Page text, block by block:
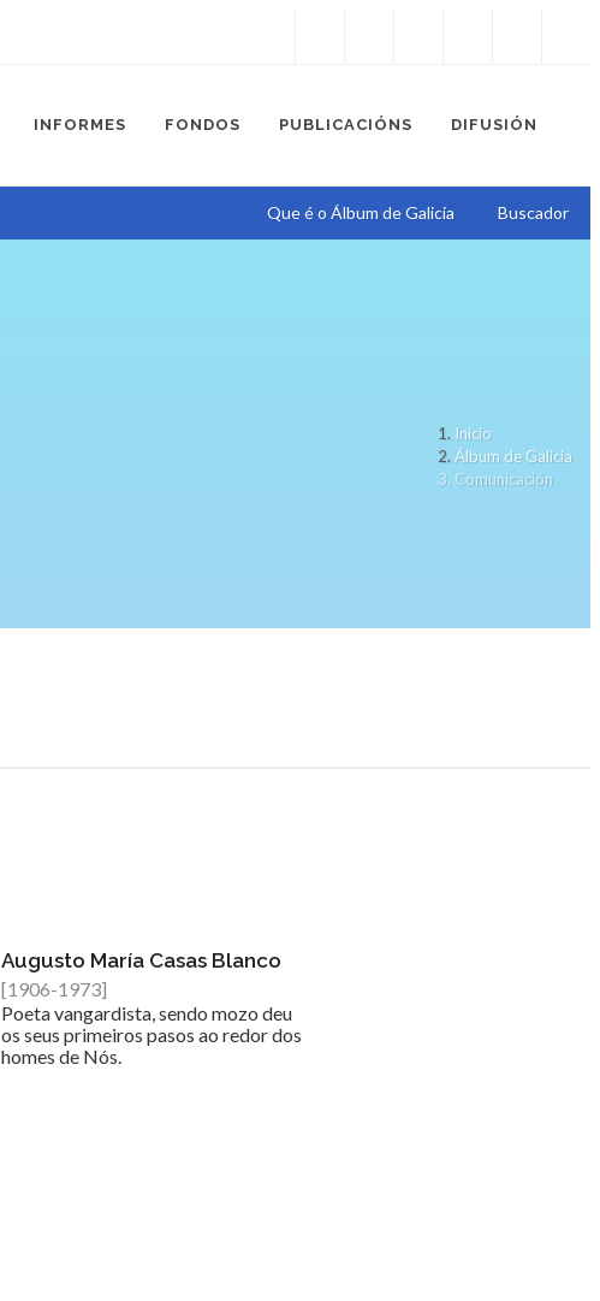
INFORMES FONDOS PUBLICACIÓNS DIFUSIÓN
Que é o Álbum de Galicia Buscador
Inicio
Álbum de Galicia
Comunicación
Augusto María Casas Blanco
[1906-1973]
Poeta vangardista, sendo mozo deu
os seus primeiros pasos ao redor dos
homes de Nós.